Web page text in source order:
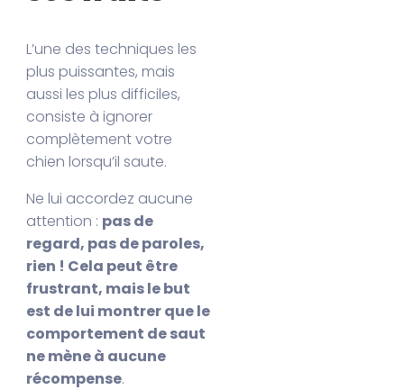
L’une des techniques les
plus puissantes, mais
aussi les plus difficiles,
consiste à ignorer
complètement votre
chien lorsqu’il saute.
Ne lui accordez aucune
attention : pas de
regard, pas de paroles,
rien ! Cela peut être
frustrant, mais le but
est de lui montrer que le
comportement de saut
ne mène à aucune
récompense.